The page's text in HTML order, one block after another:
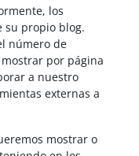
los
su propio blog.
número de
por página
a nuestro
externas a
mostrar o